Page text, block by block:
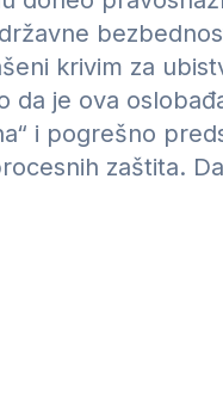
krivim za
da je ova
i pogrešno
zaštita.